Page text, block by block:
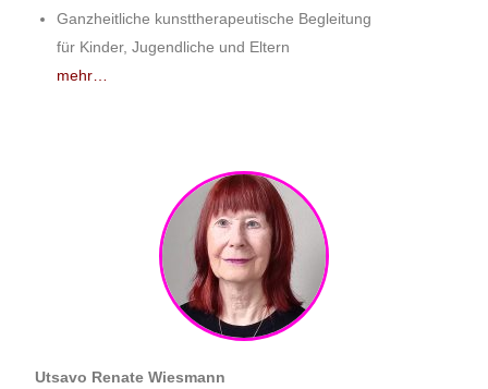
Ganzheitliche kunsttherapeutische Begleitung
für Kinder, Jugendliche und Eltern
mehr…
Utsavo Renate Wiesmann